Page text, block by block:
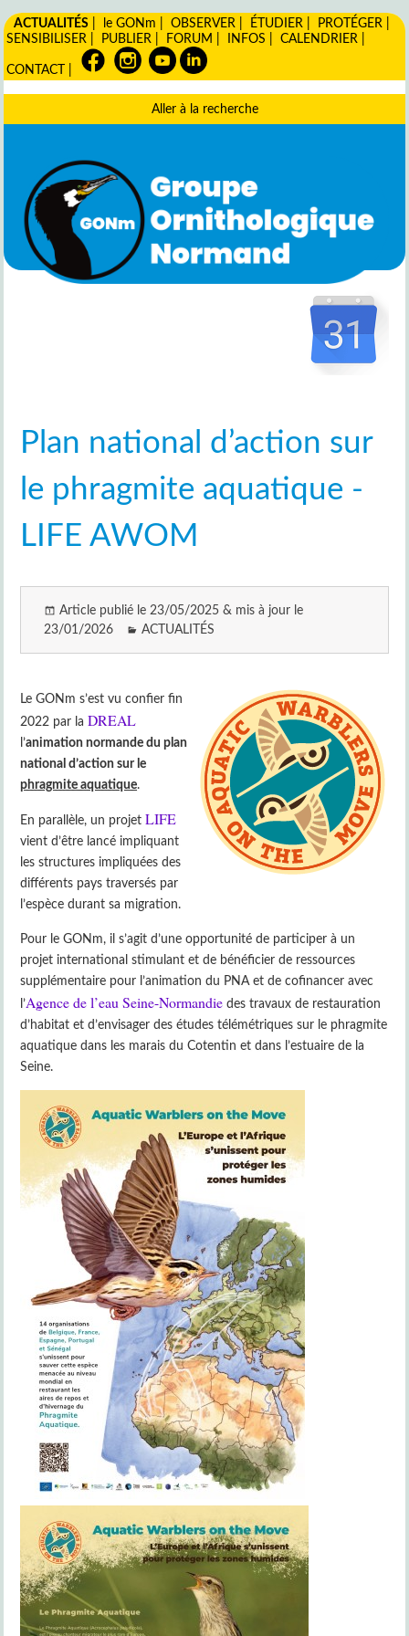
ACTUALITÉS le GONm |OBSERVER ÉTUDIER PROTÉGER
SENSIBILISER
PUBLIER FORUM INFOS |CALENDRIER
CONTACT
Aller à la recherche
Plan national d’action sur
le phragmite aquatique -
LIFE AWOM
Article publié le 23/05/2025 & mis à jour le
23/01/2026
ACTUALITÉS
Le GONm s’est vu confier fin
2022 par la DREAL
l’animation normande du plan
national d’action sur le
phragmite aquatique.
En parallèle, un projetLIFE
vient d’être lancé impliquant
les structures impliquées des
différents pays traversés par
l’espèce durant sa migration.
Pour le GONm, il s’agit d’une opportunité de participer à un
projet international stimulant et de bénéficier de ressources
supplémentaire pour l’animation du PNA et de cofinancer avec
l’Agence de l’eau Seine-Normandie des travaux de restauration
d’habitat et d’envisager des études télémétriques sur le phragmite
aquatique dans les marais du Cotentin et dans l’estuaire de la
Seine.